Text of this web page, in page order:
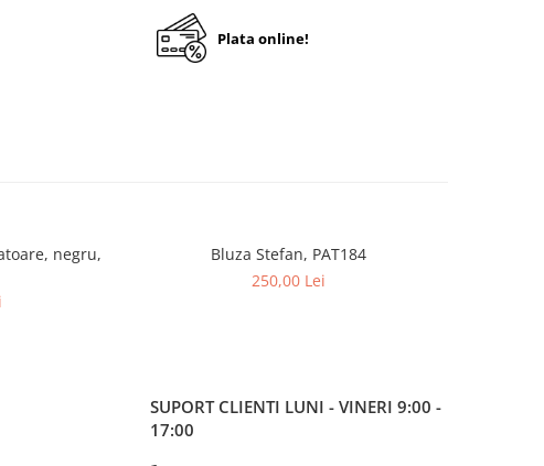
Plata online!
negru,
Bluza Stefan, PAT184
250,00 Lei
SUPORT CLIENTI LUNI - VINERI 9:00 -
17:00